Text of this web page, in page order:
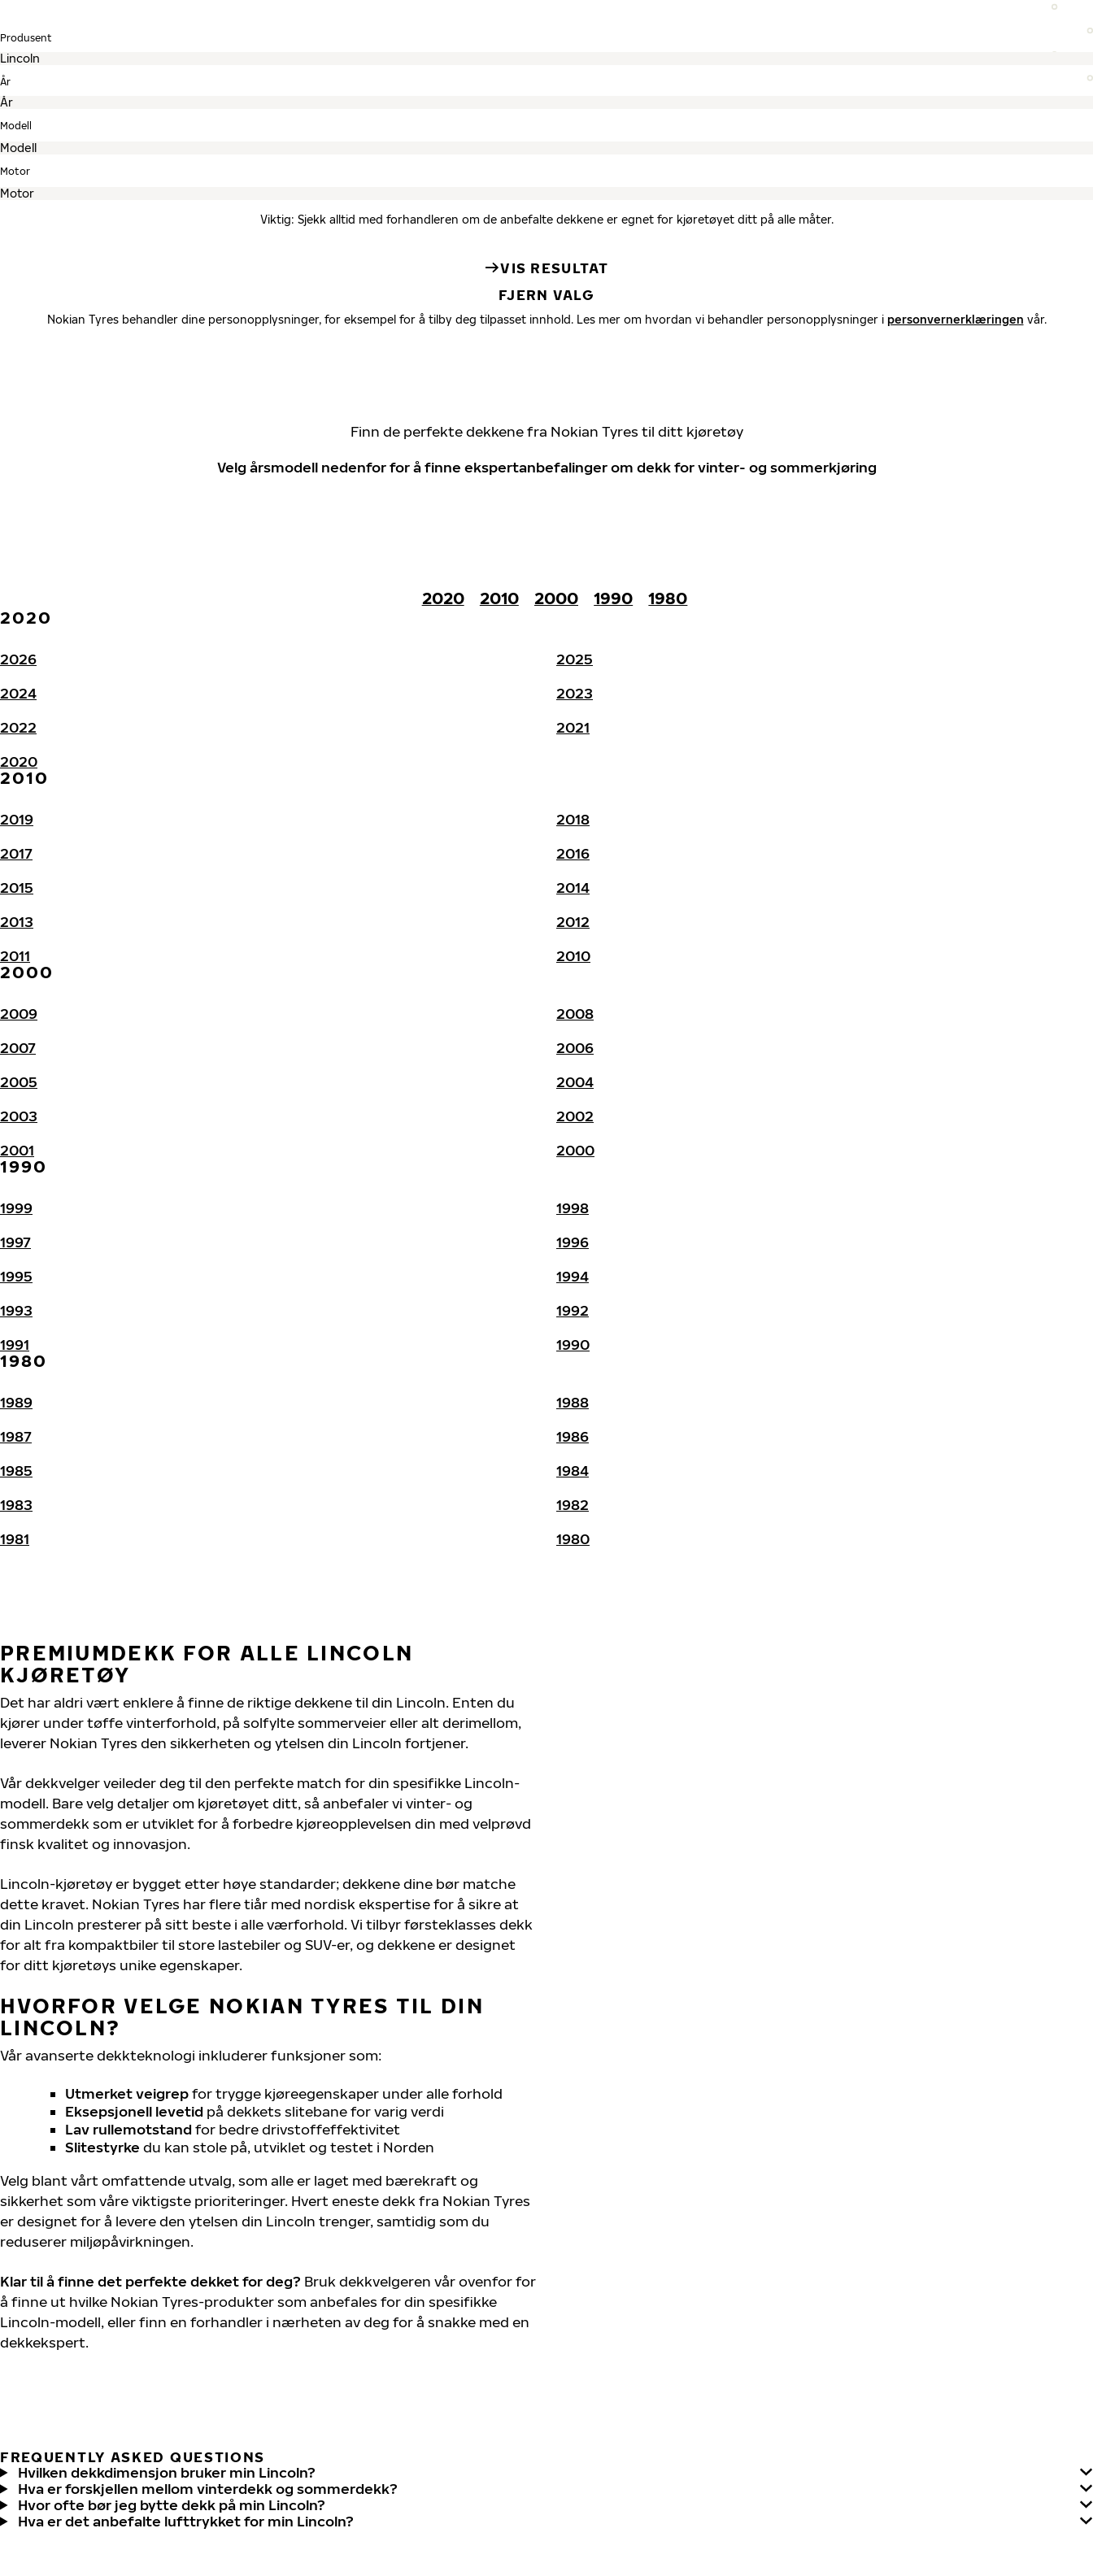
Produsent
År
Modell
Motor
Viktig: Sjekk alltid med forhandleren om de anbefalte dekkene er egnet for kjøretøyet ditt på alle måter.
VIS RESULTAT
FJERN VALG
Nokian Tyres behandler dine personopplysninger, for eksempel for å tilby deg tilpasset innhold. Les mer om hvordan vi behandler personopplysninger i personvernerklæringen vår.
Finn de perfekte dekkene fra Nokian Tyres til ditt kjøretøy
Velg årsmodell nedenfor for å finne ekspertanbefalinger om dekk for vinter- og sommerkjøring
2020 2010 2000 1990
1980
2020
2026
2025
2024
2023
2022
2021
2020
2010
2019
2018
2017
2016
2015
2014
2013
2012
2011
2010
2000
2009
2008
2007
2006
2005
2004
2003
2002
2001
2000
1990
1999
1998
1997
1996
1995
1994
1993
1992
1991
1990
1980
1989
1988
1987
1986
1985
1984
1983
1982
1981
1980
PREMIUMDEKK FOR ALLE LINCOLN
KJØRETØY
Det har aldri vært enklere å finne de riktige dekkene til din Lincoln. Enten du
kjører under tøffe vinterforhold, på solfylte sommerveier eller alt derimellom,
leverer Nokian Tyres den sikkerheten og ytelsen din Lincoln fortjener.
Vår dekkvelger veileder deg til den perfekte match for din spesifikke Lincoln-
modell. Bare velg detaljer om kjøretøyet ditt, så anbefaler vi vinter- og
sommerdekk som er utviklet for å forbedre kjøreopplevelsen din med velprøvd
finsk kvalitet og innovasjon.
Lincoln-kjøretøy er bygget etter høye standarder; dekkene dine bør matche
dette kravet. Nokian Tyres har flere tiår med nordisk ekspertise for å sikre at
din Lincoln presterer på sitt beste i alle værforhold. Vi tilbyr førsteklasses dekk
for alt fra kompaktbiler til store lastebiler og SUV-er, og dekkene er designet
for ditt kjøretøys unike egenskaper.
HVORFOR VELGE NOKIAN TYRES TIL DIN
LINCOLN?
Vår avanserte dekkteknologi inkluderer funksjoner som:
Utmerket veigrepfor trygge kjøreegenskaper under alle forhold
Eksepsjonell levetid på dekkets slitebane for varig verdi
Lav rullemotstand for bedre drivstoffeffektivitet
Slitestyrke du kan stole på, utviklet og testet i Norden
Velg blant vårt omfattende utvalg, som alle er laget med bærekraft og
sikkerhet som våre viktigste prioriteringer. Hvert eneste dekk fra Nokian Tyres
er designet for å levere den ytelsen din Lincoln trenger, samtidig som du
reduserer miljøpåvirkningen.
Klar til å finne det perfekte dekket for deg? Bruk dekkvelgeren vår ovenfor for
å finne ut hvilke Nokian Tyres-produkter som anbefales for din spesifikke
Lincoln-modell, eller finn en forhandler i nærheten av deg for å snakke med en
dekkekspert.
FREQUENTLY ASKED QUESTIONS
Hvilken dekkdimensjon bruker min Lincoln?
Hva er forskjellen mellom vinterdekk og sommerdekk?
Hvor ofte bør jeg bytte dekk på min Lincoln?
Hva er det anbefalte lufttrykket for min Lincoln?